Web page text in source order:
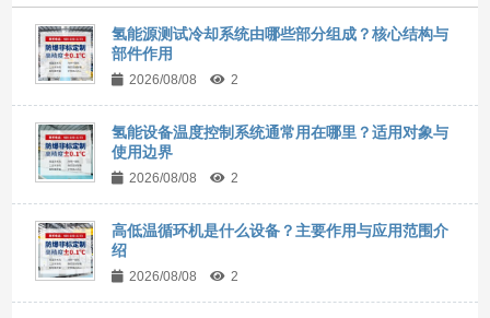
氢能源测试冷却系统由哪些部分组成？核心结构与
部件作用
2026/08/08 2
氢能设备温度控制系统通常用在哪里？适用对象与
使用边界
2026/08/08 2
高低温循环机是什么设备？主要作用与应用范围介
绍
2026/08/08 2